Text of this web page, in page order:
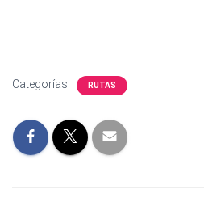
Categorías: RUTAS